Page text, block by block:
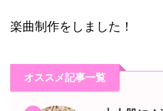
楽曲制作をしました！
オススメ記事一覧